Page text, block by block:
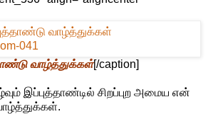
வாழ்த்துக்கள்[/caption]
இப்புத்தாண்டில் சிறப்புற அமைய என்